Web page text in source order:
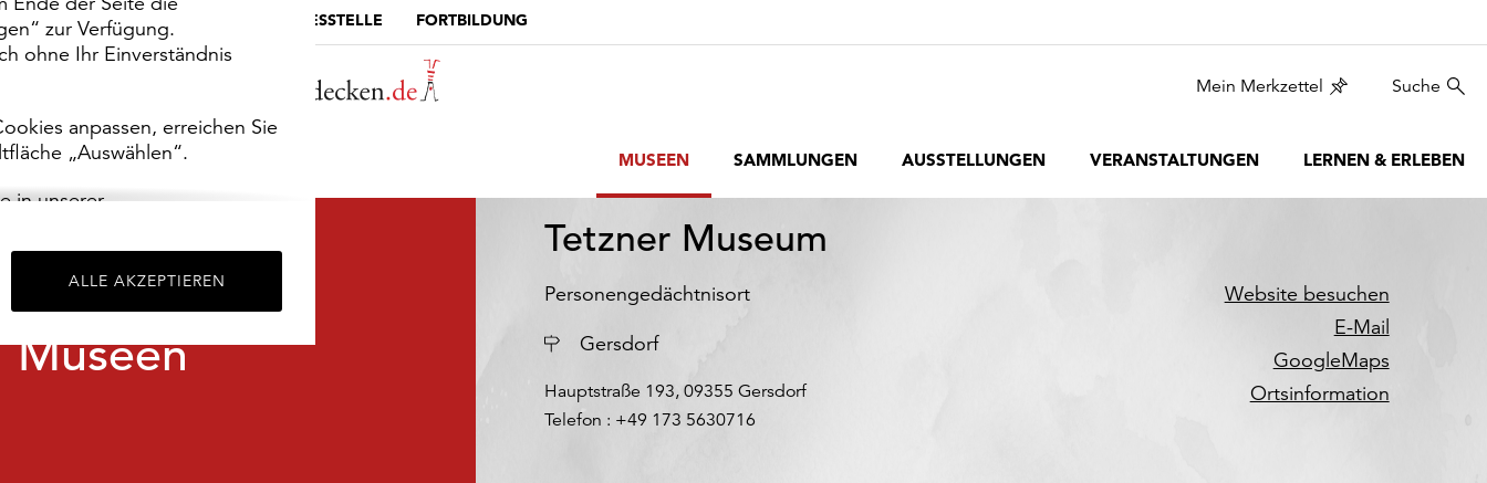
zur Verfügung.
ohne Ihr Einverständnis
anpassen, erreichen Sie
„Auswählen“.
in unserer
ALLE AKZEPTIEREN
MUSEUMSPORTAL DIE LANDESSTELLE FORTBILDUNG
Mein Merkzettel Suche
MUSEEN SAMMLUNGEN AUSSTELLUNGEN VERANSTALTUNGEN LERNEN & ERLEBEN
Museen
Tetzner Museum
Personengedächtnisort
Ort
Gersdorf
Hauptstraße 193, 09355 Gersdorf
Telefon : +49 173 5630716
Website besuchen
E-Mail
GoogleMaps
Ortsinformation